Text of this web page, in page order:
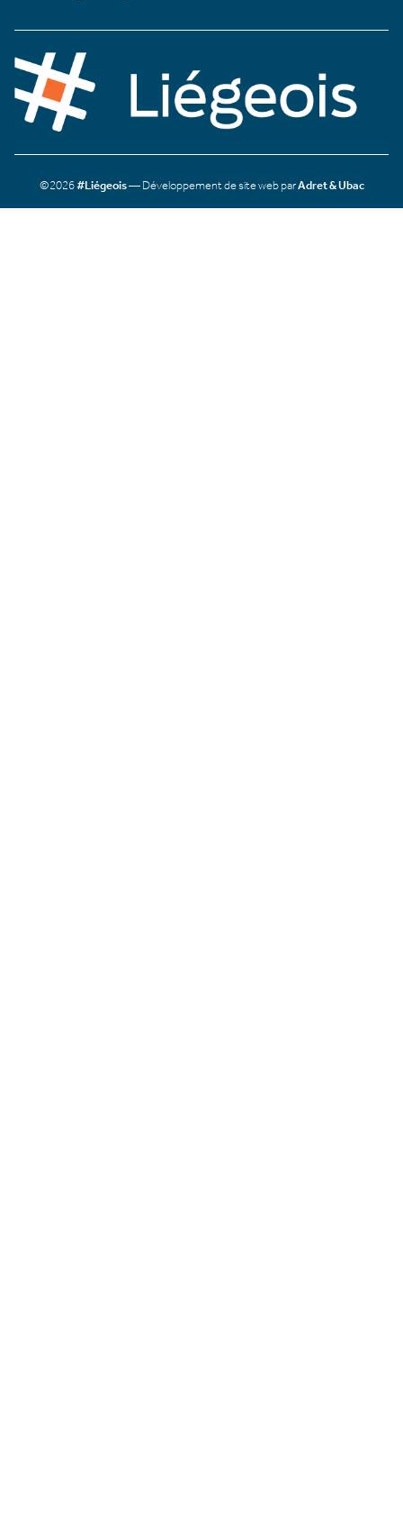
©2026#Liégeois— Développement de site web parAdret & Ubac